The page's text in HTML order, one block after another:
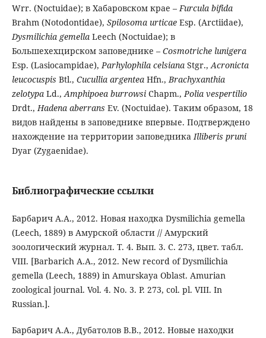
Wrr. (Noctuidae); в Хабаровском крае –Furcula bifida
Brahm (Notodontidae), Spilosoma urticae Esp. (Arctiidae),
Dysmilichia gemella Leech (Noctuidae); в
Большехехцирском заповеднике – Cosmotriche lunigera
Esp. (Lasiocampidae),Parhylophila celsiana Stgr.,Acronicta
leucocuspis Btl., Cucullia argentea Hfn.,Brachyxanthia
zelotypa Ld.,Amphipoea burrowsi Chapm.,Polia vespertilio
Drdt.,Hadena aberrans Ev. (Noctuidae). Таким образом, 18
видов найдены в заповеднике впервые. Подтверждено
нахождение на территории заповедникаIlliberis pruni
Dyar (Zygaenidae).
Библиографические ссылки
Барбарич А.А., 2012. Новая находка Dysmilichia gemella
(Leech, 1889) в Амурской области // Амурский
зоологический журнал. Т. 4. Вып. 3. С. 273, цвет. табл.
VIII. [Barbarich A.A., 2012. New record of Dysmilichia
gemella (Leech, 1889) in Amurskaya Oblast. Amurian
zoological journal. Vol. 4. No. 3. P. 273, col. pl. VIII. In
Russian.].
Барбарич А.А., Дубатолов В.В., 2012. Новые находки